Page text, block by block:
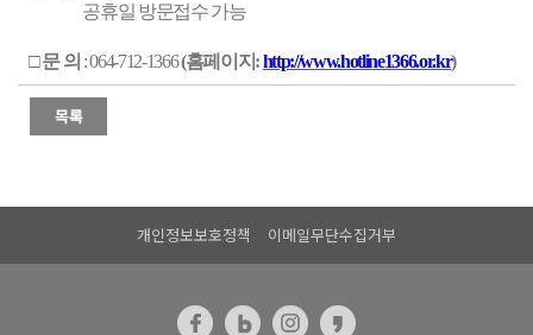
공휴일 방문접수 가능
□문 의 : 064-712-1366(홈페이지 :http://www.hotline1366.or.kr)
개인정보보호정책 이메일무단수집거부